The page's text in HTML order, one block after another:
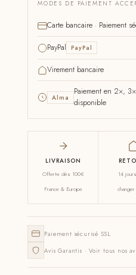
MODES DE PAIEMENT
Carte bancaire · Paiement
PayPal PayPal
Virement bancaire
Alma
Paiement en 2×,
disponible
LIVRAISON
Offerte dès 100€
France & Europe
14
Paiement sécurisé SSL
Avis Garantis · Voir tous nos